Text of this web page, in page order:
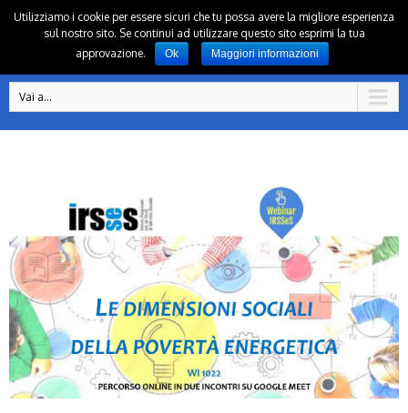
Vai a...
Utilizziamo i cookie per essere sicuri che tu possa avere la migliore esperienza
sul nostro sito. Se continui ad utilizzare questo sito esprimi la tua
approvazione.
Ok Maggiori informazioni